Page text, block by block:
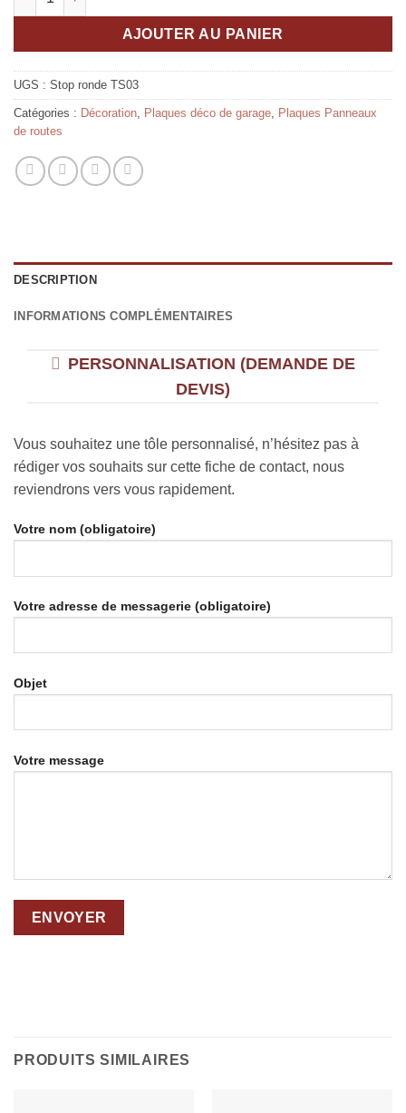
AJOUTER AU PANIER
UGS : Stop ronde TS03
Catégories : Décoration Plaques déco de garage Plaques Panneaux
de routes
DESCRIPTION
INFORMATIONS COMPLÉMENTAIRES
PERSONNALISATION (DEMANDE DE
DEVIS)
Vous souhaitez une tôle personnalisé, n’hésitez pas à
rédiger vos souhaits sur cette fiche de contact, nous
reviendrons vers vous rapidement.
Votre nom (obligatoire)
Votre adresse de messagerie (obligatoire)
Objet
Votre message
PRODUITS SIMILAIRES